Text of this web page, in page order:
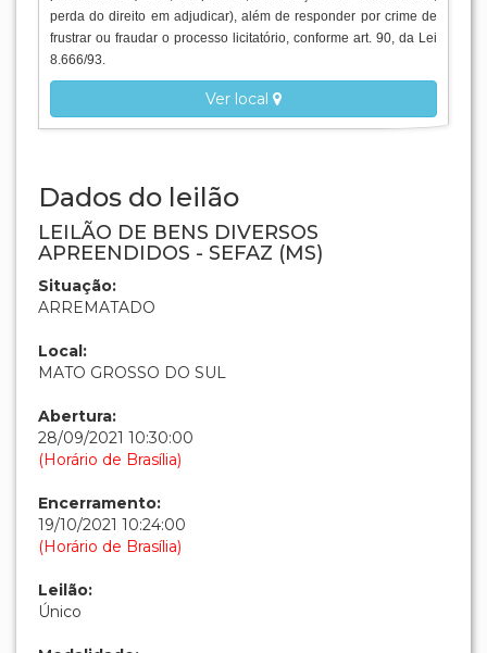
perda do direito em adjudicar), além de responder por crime de
frustrar ou fraudar o processo licitatório, conforme art. 90, da Lei
8.666/93.
Ver local
Dados do leilão
LEILÃO DE BENS DIVERSOS
APREENDIDOS - SEFAZ (MS)
Situação:
ARREMATADO
Local:
MATO GROSSO DO SUL
Abertura:
28/09/2021 10:30:00
(Horário de Brasília)
Encerramento:
19/10/2021 10:24:00
(Horário de Brasília)
Leilão:
Único